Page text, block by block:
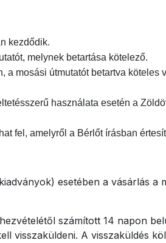
kezdődik.
melynek betartása kötelező.
a mosási útmutatót betartva köteles
használata esetén a
fel, amelyről a Bérlőt írásban
esetében a vásárlás a
számított 14 napon
visszaküldeni. A visszaküldés